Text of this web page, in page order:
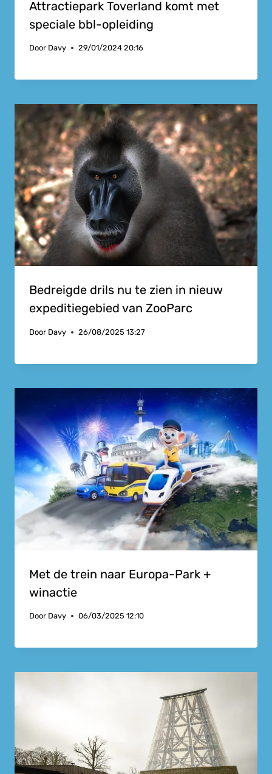
Attractiepark Toverland komt met
speciale bbl-opleiding
Door Davy 29/01/2024 20:16
Bedreigde drils nu te zien in nieuw
expeditiegebied van ZooParc
Door Davy 26/08/2025 13:27
Met de trein naar Europa-Park +
winactie
Door Davy 06/03/2025 12:10